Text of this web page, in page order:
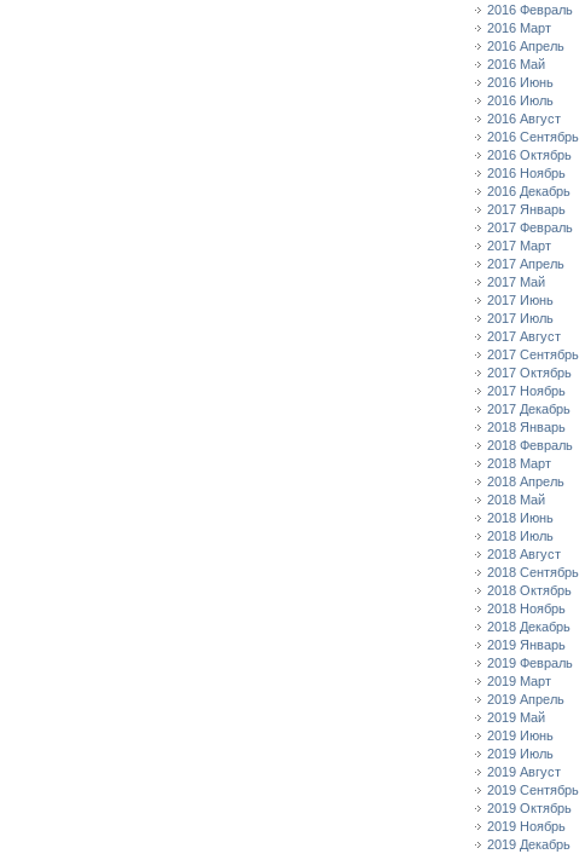
2016 Февраль
2016 Март
2016 Апрель
2016 Май
2016 Июнь
2016 Июль
2016 Август
2016 Сентябрь
2016 Октябрь
2016 Ноябрь
2016 Декабрь
2017 Январь
2017 Февраль
2017 Март
2017 Апрель
2017 Май
2017 Июнь
2017 Июль
2017 Август
2017 Сентябрь
2017 Октябрь
2017 Ноябрь
2017 Декабрь
2018 Январь
2018 Февраль
2018 Март
2018 Апрель
2018 Май
2018 Июнь
2018 Июль
2018 Август
2018 Сентябрь
2018 Октябрь
2018 Ноябрь
2018 Декабрь
2019 Январь
2019 Февраль
2019 Март
2019 Апрель
2019 Май
2019 Июнь
2019 Июль
2019 Август
2019 Сентябрь
2019 Октябрь
2019 Ноябрь
2019 Декабрь